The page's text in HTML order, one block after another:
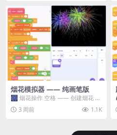
烟花模拟器 —— 纯画笔版
🎆 烟花操作 空格 —— 创建烟花 1
~ 3 —— 切换烟花类型 普通烟花
嘶...3 周前 1.1K